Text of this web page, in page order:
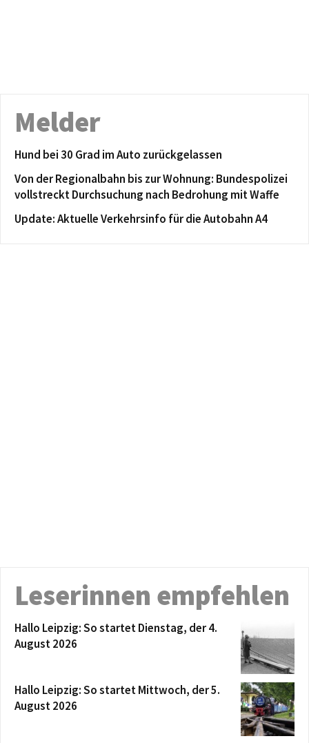
Melder
Hund bei 30 Grad im Auto zurückgelassen
Von der Regionalbahn bis zur Wohnung: Bundespolizei
vollstreckt Durchsuchung nach Bedrohung mit Waffe
Update: Aktuelle Verkehrsinfo für die Autobahn A4
Leserinnen empfehlen
Hallo Leipzig: So startet Dienstag, der 4.
August 2026
Hallo Leipzig: So startet Mittwoch, der 5.
August 2026